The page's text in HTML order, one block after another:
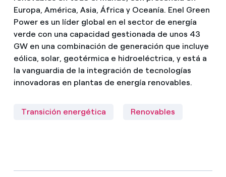
Europa, América, Asia, África y Oceanía. Enel Green
Power es un líder global en el sector de energía
verde con una capacidad gestionada de unos 43
GW en una combinación de generación que incluye
eólica, solar, geotérmica e hidroeléctrica, y está a
la vanguardia de la integración de tecnologías
innovadoras en plantas de energía renovables.
Transición energética Renovables